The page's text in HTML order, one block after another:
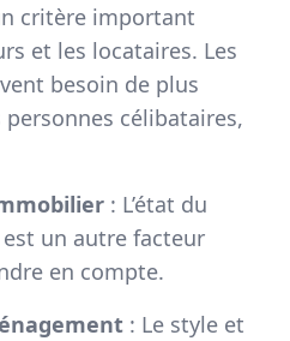
critère important
et les locataires. Les
besoin de plus
personnes célibataires,
: L’état du
un autre facteur
en compte.
: Le style et